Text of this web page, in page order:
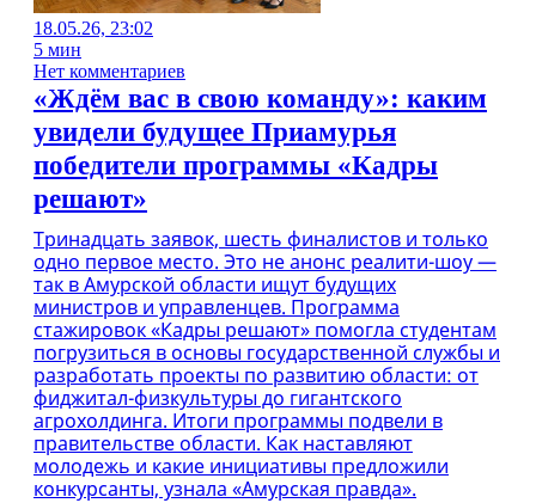
18.05.26, 23:02
5 мин
Нет комментариев
«Ждём вас в свою команду»: каким
увидели будущее Приамурья
победители программы «Кадры
решают»
Тринадцать заявок, шесть финалистов и только
одно первое место. Это не анонс реалити-шоу —
так в Амурской области ищут будущих
министров и управленцев. Программа
стажировок «Кадры решают» помогла студентам
погрузиться в основы государственной службы и
разработать проекты по развитию области: от
фиджитал-физкультуры до гигантского
агрохолдинга. Итоги программы подвели в
правительстве области. Как наставляют
молодежь и какие инициативы предложили
конкурсанты, узнала «Амурская правда».